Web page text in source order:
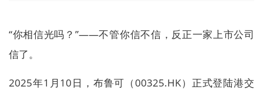
“你相信光吗？”——不管你信不信，反正一家上市公司
信了。
2025年1月10日，布鲁可（00325.HK）正式登陆港交